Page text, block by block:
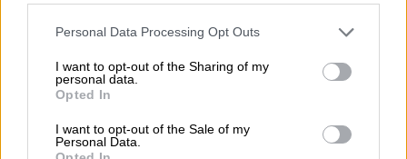
Please note that this website/app uses one or more Google
not limited to your visit or usage behaviour. You may click to
grant or deny consent to Google and its third-party tags to
use your data for below specified purposes in below Google
consent section.
Personal Data Processing Opt Outs
I want to opt-out of the Sharing of my
personal data.
Opted In
I want to opt-out of the Sale of my
Personal Data.
Είναι ακόμα εδώ» ήταν τα πρώτα του λόγια,
καλλιτεχνική του πορεία.
Κατά τη διάρκεια της συναυλίας
ακούστηκαν μεγάλες επιτυχίες του, όπως η